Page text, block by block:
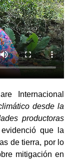
Internacional
desde la
productoras
que la
de tierra, por lo
mitigación en